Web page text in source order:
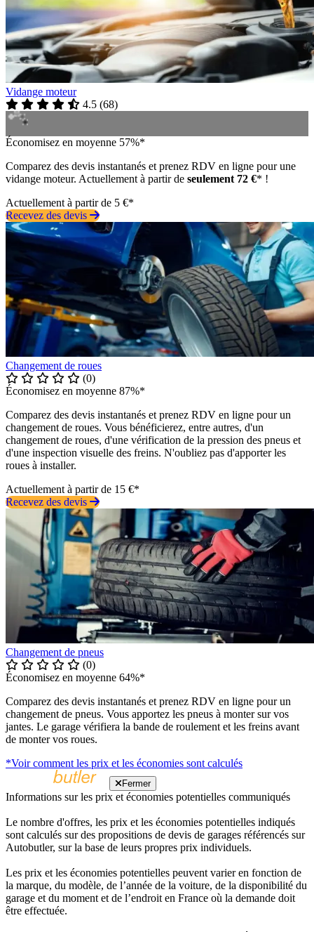
Vidange moteur
4.5 (68)
Économisez en moyenne 57%*
Comparez des devis instantanés et prenez RDV en ligne pour une
vidange moteur. Actuellement à partir de seulement 72 €* !
Actuellement à partir de 5 €*
Recevez des devis
Changement de roues
(0)
Économisez en moyenne 87%*
Comparez des devis instantanés et prenez RDV en ligne pour un
changement de roues. Vous bénéficierez, entre autres, d'un
changement de roues, d'une vérification de la pression des pneus et
d'une inspection visuelle des freins. N'oubliez pas d'apporter les
roues à installer.
Actuellement à partir de 15 €*
Recevez des devis
Changement de pneus
(0)
Économisez en moyenne 64%*
Comparez des devis instantanés et prenez RDV en ligne pour un
changement de pneus. Vous apportez les pneus à monter sur vos
jantes. Le garage vérifiera la bande de roulement et les freins avant
de monter vos roues.
*Voir comment les prix et les économies sont calculés
Fermer
Informations sur les prix et économies potentielles communiqués
Le nombre d'offres, les prix et les économies potentielles indiqués
sont calculés sur des propositions de devis de garages référencés sur
Autobutler, sur la base de leurs propres prix individuels.
Les prix et les économies potentielles peuvent varier en fonction de
la marque, du modèle, de l’année de la voiture, de la disponibilité du
garage et du moment et de l’endroit en France où la demande doit
être effectuée.